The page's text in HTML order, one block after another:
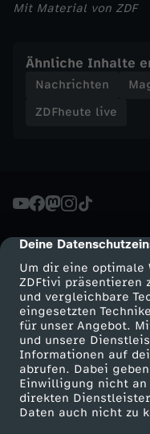
cmp-dialog-
Deine
Um dir eine optimale
ZDFtivi präsentieren
und vergleichbare
eingesetzten
für unser Angebot.
und unsere
Informationen auf
abrufen. Dabei
Einwilligung nicht
direkten
Daten auch nicht zu
e
s
u
r
n
a
c
Mit Material von ZDF
Ähnliche Inhalte
Nachrichten
ZDFheute live
Mehr ZDF
ZDF-Apps
Smart TV
ZDFtext